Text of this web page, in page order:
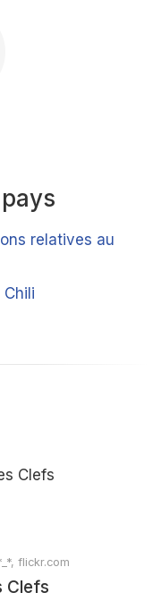
relatives au
flickr.com
Clefs